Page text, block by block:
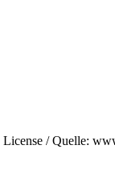
/ Quelle: